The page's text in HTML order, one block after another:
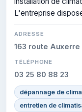
L'entreprise
ADRESSE
163 route
TÉLÉPHONE
03 25 80 88 23
dépannage de
entretien de